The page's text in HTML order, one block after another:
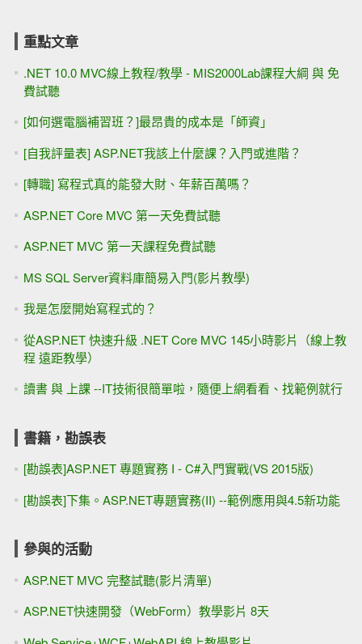
重點文章
.NET 10.0 MVC線上教程/教學 - MIS2000Lab課程大綱 與 免
費試聽
[如何選電腦補習班？]最昂貴的成本是「師資」
[自我評量表] ASP.NET我該上什麼課？入門或進階？
[轉職] 寫程式真的能發大財、年薪百萬嗎？
ASP.NET Core MVC 第一天免費試聽
ASP.NET MVC 第一天課程免費試聽
MS SQL Server資料庫簡易入門(影片教學)
我是怎麼開始寫程式的？
從ASP.NET 快速升級 .NET Core MVC 145小時影片（線上教
程 遠距教學）
讀書 與 上課 --IT技術很簡單啦，隨便上網看看、找範例就行
書籍，勘誤表
[勘誤表]ASP.NET 專題實務 I - C#入門實戰(VS 2015版)
[勘誤表]下集。ASP.NET專題實務(II) --範例應用與4.5新功能
參與的活動
ASP.NET MVC 完整試聽(影片清單)
ASP.NET快速開發（WebForm）教學影片 8天